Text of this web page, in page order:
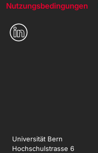
Nutzungsbedingungen
Universität Bern
Hochschulstrasse 6